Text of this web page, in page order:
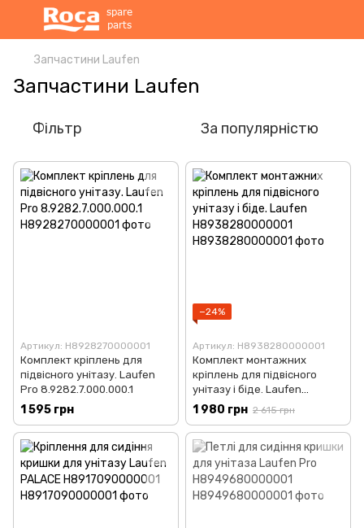
Запчастини Laufen
Запчастини Laufen
Фільтр За популярністю
Артикул: H8928270000001
Комплект кріплень для
підвісного унітазу. Laufen
Pro 8.9282.7.000.000.1
1 595 грн
−24%
Артикул: H8938280000001
Комплект монтажних
кріплень для підвісного
унітазу і біде. Laufen
H8938280000001
1 980 грн 2 615 грн